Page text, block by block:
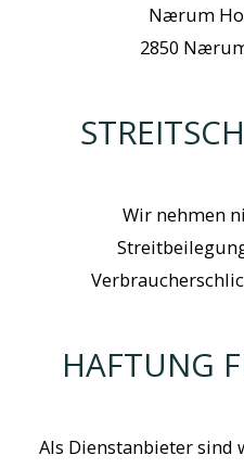
Nærum
2850
Wir nehmen
HAFTUNG
Als Dienstanbieter sind